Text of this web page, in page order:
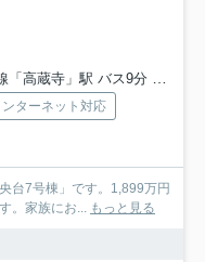
」駅 バス9分 名鉄バス「中央台（愛知県）」 停歩2分
ンターネット対応
台7号棟」です。1,899万円
。家族にお... もっと見る